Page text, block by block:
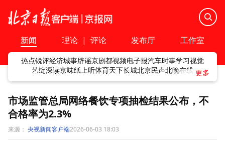
新闻 理论 | 评论 发布厅 工作室
热点锐评经济城事辟谣京剧都视频电子报汽车时事学习视觉
艺绽深读京味纸上听体育天下长城北京民声北晚在线
市场监管总局网络餐饮专项抽检结果公布，不
合格率为2.3%
来源： 央视新闻客户端2026-06-03 18:03